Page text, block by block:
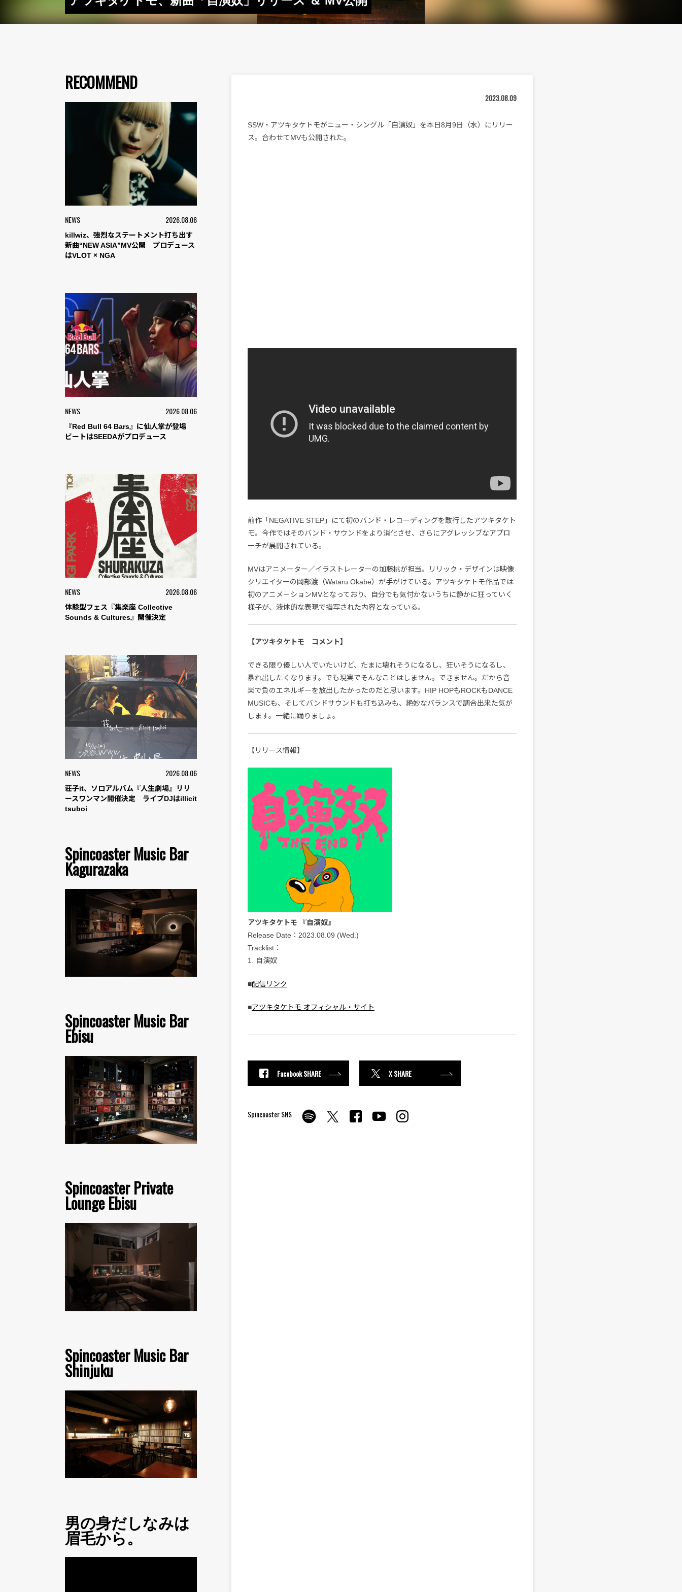
RECOMMEND
NEWS 2026.08.06
killwiz、強烈なステートメント打ち出す
新曲“NEW ASIA”MV公開 プロデュース
はVLOT × NGA
NEWS 2026.08.06
『Red Bull 64 Bars』に仙人掌が登場
ビートはSEEDAがプロデュース
NEWS 2026.08.06
体験型フェス『集楽座 Collective
Sounds & Cultures』開催決定
NEWS 2026.08.06
荘子it、ソロアルバム『人生劇場』リリ
ースワンマン開催決定 ライブDJはillicit
tsuboi
Spincoaster Music Bar
Kagurazaka
Spincoaster Music Bar
Ebisu
Spincoaster Private
Lounge Ebisu
Spincoaster Music Bar
Shinjuku
男の身だしなみは
眉毛から。
2023.08.09
SSW・アツキタケトモがニュー・シングル「自演奴」を本日8月9日（水）にリリー
ス。合わせてMVも公開された。
前作「NEGATIVE STEP」にて初のバンド・レコーディングを敢行したアツキタケト
モ。今作ではそのバンド・サウンドをより消化させ、さらにアグレッシブなアプロ
ーチが展開されている。
MVはアニメーター／イラストレーターの加藤桃が担当。リリック・デザインは映像
クリエイターの岡部渡（Wataru Okabe）が手がけている。アツキタケトモ作品では
初のアニメーションMVとなっており、自分でも気付かないうちに静かに狂っていく
様子が、液体的な表現で描写された内容となっている。
【アツキタケトモ コメント】
できる限り優しい人でいたいけど、たまに壊れそうになるし、狂いそうになるし、
暴れ出したくなります。でも現実でそんなことはしません。できません。だから音
楽で負のエネルギーを放出したかったのだと思います。HIP HOPもROCKもDANCE
MUSICも、そしてバンドサウンドも打ち込みも、絶妙なバランスで調合出来た気が
します。一緒に踊りましょ。
【リリース情報】
アツキタケトモ 『自演奴』
Release Date：2023.08.09 (Wed.)
Tracklist：
1. 自演奴
■配信リンク
■アツキタケトモ オフィシャル・サイト
Facebook SHARE X SHARE
Spincoaster SNS